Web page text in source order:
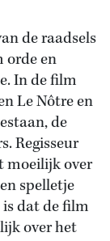
de raadsels
orde en
In de film
Le Nôtre en
de
Regisseur
moeilijk over
spelletje
is dat de film
over het